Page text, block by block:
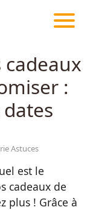
:
Astuces
est le
cadeaux de
plus ! Grâce à